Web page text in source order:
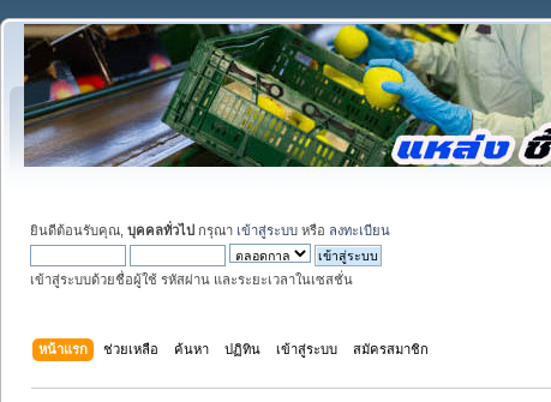
ยินดีต้อนรับคุณ, บุคคลทั่วไป กรุณา เข้าสู่ระบบ หรือ ลงทะเบียน
เข้าสู่ระบบด้วยชื่อผู้ใช้ รหัสผ่าน และระยะเวลาในเซสชั่น
หน้าแรก ช่วยเหลือ ค้นหา ปฏิทิน เข้าสู่ระบบ สมัครสมาชิก